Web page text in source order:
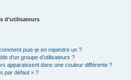
d’utilisateurs
puis-je en rejoindre un ?
d’un groupe d’utilisateurs ?
apparaissent dans une couleur différente ?
par défaut » ?